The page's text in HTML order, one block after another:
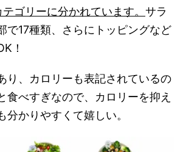
ゴリーに分かれています。 サラ
で17種類、さらにトッピングなど
！
り、カロリーも表記されているの
食べすぎなので、カロリーを抑え
分かりやすくて嬉しい。